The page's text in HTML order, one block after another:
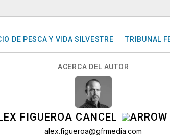
DE PESCA Y VIDA SILVESTRE TRIBUNAL
ACERCA DEL AUTOR
FIGUEROA CANCEL
alex.figueroa@gfrmedia.com